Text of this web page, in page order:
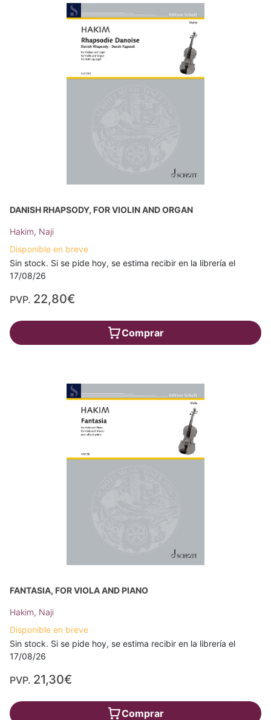
DANISH RHAPSODY, FOR VIOLIN AND ORGAN
Hakim, Naji
Disponible en breve
Sin stock. Si se pide hoy, se estima recibir en la librería el
17/08/26
PVP. 22,80€
Comprar
FANTASIA, FOR VIOLA AND PIANO
Hakim, Naji
Disponible en breve
Sin stock. Si se pide hoy, se estima recibir en la librería el
17/08/26
PVP. 21,30€
Comprar